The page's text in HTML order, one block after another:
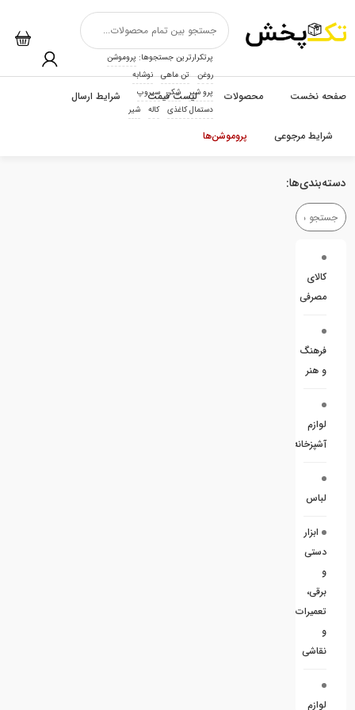
پرتکرارترین جستجوها: پروموشن
روغن
تن ماهی
نوشابه
پرو شیر
شکر
سیروپ
دستمال کاغذی
کاله شیر
صفحه نخست محصولات لیست قیمت شرایط ارسال
شرایط مرجوعی پروموشن‌ها
دسته‌بندی‌ها:
کالای
مصرفی
فرهنگ
و هنر
لوازم
آشپزخانه
لباس
ابزار
دستی
و
برقی،
تعمیرات
و
نقاشی
لوازم